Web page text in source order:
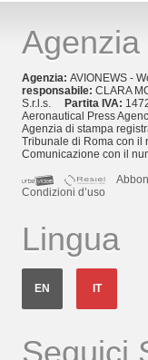
Agenzia: AVIONEWS -
responsabile: CLARA
S.r.l.s.
Partita IVA:
Aeronautical Press
Agenzia di stampa
Tribunale di Roma con il
Comunicazione con il
Condizioni d’uso
Lingua
EN IT
Seguici